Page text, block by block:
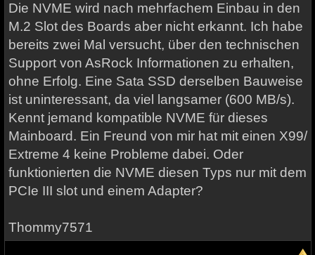
Die NVME wird nach mehrfachem Einbau in den
M.2 Slot des Boards aber nicht erkannt. Ich habe
bereits zwei Mal versucht, über den technischen
Support von AsRock Informationen zu erhalten,
ohne Erfolg. Eine Sata SSD derselben Bauweise
ist uninteressant, da viel langsamer (600 MB/s).
Kennt jemand kompatible NVME für dieses
Mainboard. Ein Freund von mir hat mit einen X99/
Extreme 4 keine Probleme dabei. Oder
funktionierten die NVME diesen Typs nur mit dem
PCIe III slot und einem Adapter?
Thommy7571